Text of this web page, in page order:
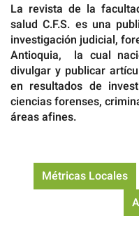
La revista de la
salud C.F.S. es una
investigación judicial,
Antioquia, la cual
divulgar y publicar
en resultados de
ciencias forenses,
áreas afines.
Métricas Locales